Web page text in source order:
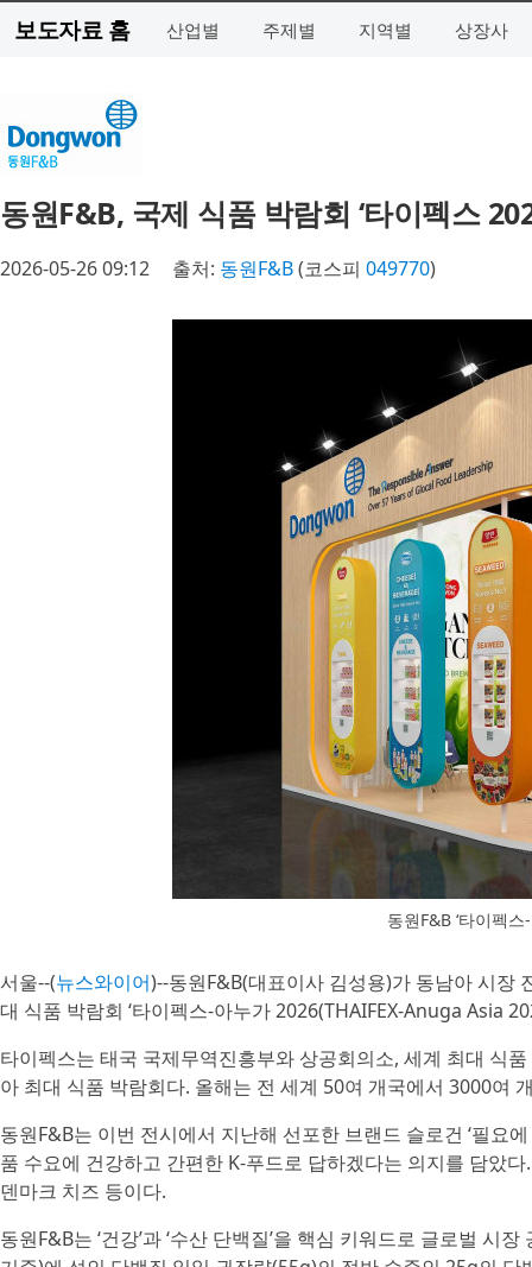
보도자료 홈 산업별 주제별 지역별 상장사
동원F&B, 국제 식품 박람회 ‘타이펙스
2026-05-26 09:12 출처: 동원F&B(코스피 049770)
동원F&B ‘타이펙
서울--(뉴스와이어)--동원F&B(대표이사 김성용)가 동남아 시장
대 식품 박람회 ‘타이펙스-아누가 2026(THAIFEX-Anuga Asia
타이펙스는 태국 국제무역진흥부와 상공회의소, 세계 최대 식
아 최대 식품 박람회다. 올해는 전 세계 50여 개국에서 3000여
동원F&B는 이번 전시에서 지난해 선포한 브랜드 슬로건 ‘필요
품 수요에 건강하고 간편한 K-푸드로 답하겠다는 의지를 담았
덴마크 치즈 등이다.
동원F&B는 ‘건강’과 ‘수산 단백질’을 핵심 키워드로 글로벌